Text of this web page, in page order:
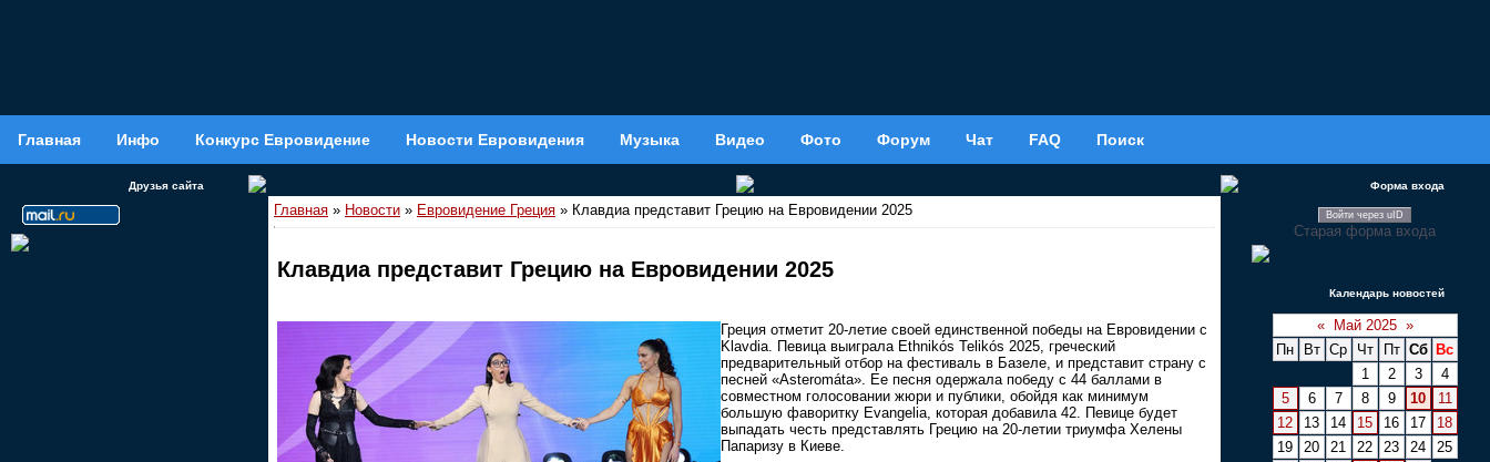
Главная Инфо Конкурс Евровидение Новости Евровидения Музыка Видео Фото Форум Чат FAQ Поиск
Друзья сайта
Главная » Новости » Евровидение Греция » Клавдиа представит Грецию на Евровидении 2025
Клавдиа представит Грецию на Евровидении 2025
Греция отметит 20-летие своей единственной победы на Евровидении с
Klavdia. Певица выиграла Ethnikós Telikós 2025, греческий
предварительный отбор на фестиваль в Базеле, и представит страну с
песней «Asteromáta». Ее песня одержала победу с 44 баллами в
совместном голосовании жюри и публики, обойдя как минимум
большую фаворитку Evangelia, которая добавила 42. Певице будет
выпадать честь представлять Грецию на 20-летии триумфа Хелены
Папаризу в Киеве.
Форма входа
Войти через uID
Старая форма входа
Календарь новостей
« Май 2025 »
Пн
Вт Ср Чт Пт Сб
Вс
1
2 3
4
5
6 7 8 9 10
11
12
13 14 15 16 17
18
19
20 21 22 23 24
25